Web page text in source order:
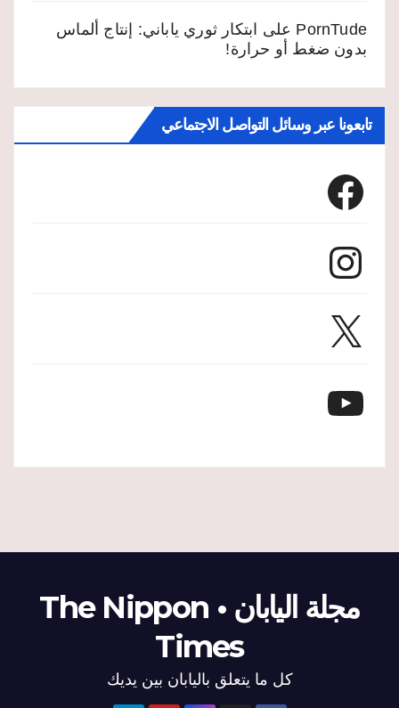
PornTude على ابتكار ثوري ياباني: إنتاج ألماس
بدون ضغط أو حرارة!
تابعونا عبر وسائل التواصل الاجتماعي
Facebook
Instagram
X
YouTube
مجلة اليابان • The Nippon
Times
كل ما يتعلق باليابان بين يديك